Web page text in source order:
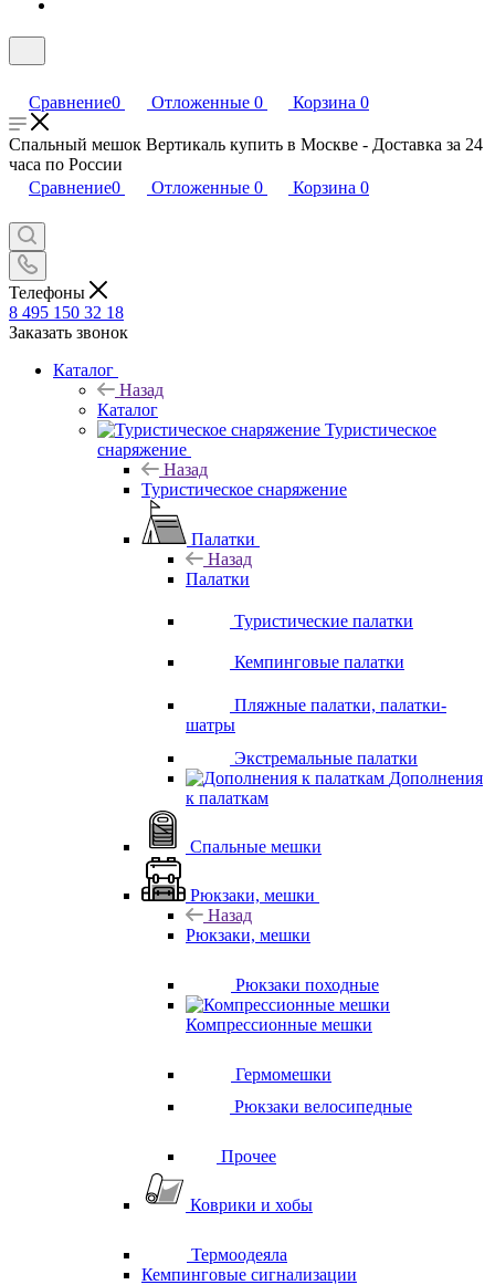
Сравнение0 Отложенные 0 Корзина 0
Спальный мешок Вертикаль купить в Москве - Доставка за 24
часа по России
Сравнение0 Отложенные 0 Корзина 0
Телефоны
8 495 150 32 18
Заказать звонок
Каталог
Назад
Каталог
Туристическое
снаряжение
Назад
Туристическое снаряжение
Палатки
Назад
Палатки
Туристические палатки
Кемпинговые палатки
Пляжные палатки, палатки-
шатры
Экстремальные палатки
Дополнения
к палаткам
Спальные мешки
Рюкзаки, мешки
Назад
Рюкзаки, мешки
Рюкзаки походные
Компрессионные мешки
Гермомешки
Рюкзаки велосипедные
Прочее
Коврики и хобы
Термоодеяла
Кемпинговые сигнализации